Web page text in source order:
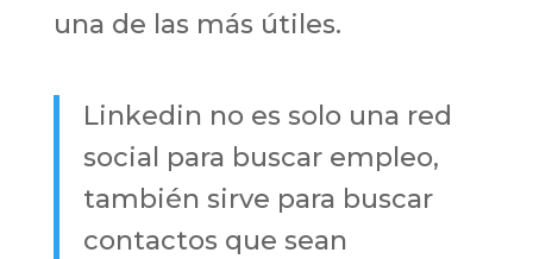
una de las más útiles.
Linkedin no es solo una red
social para buscar empleo,
también sirve para buscar
contactos que sean